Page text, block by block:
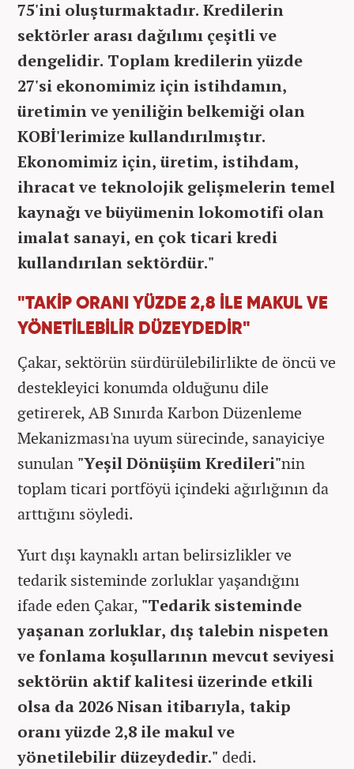
75'ini oluşturmaktadır. Kredilerin
sektörler arası dağılımı çeşitli ve
dengelidir. Toplam kredilerin yüzde
27'si ekonomimiz için istihdamın,
üretimin ve yeniliğin belkemiği olan
KOBİ'lerimize kullandırılmıştır.
Ekonomimiz için, üretim, istihdam,
ihracat ve teknolojik gelişmelerin temel
kaynağı ve büyümenin lokomotifi olan
imalat sanayi, en çok ticari kredi
kullandırılan sektördür."
"TAKİP ORANI YÜZDE 2,8 İLE MAKUL VE
YÖNETİLEBİLİR DÜZEYDEDİR"
Çakar, sektörün sürdürülebilirlikte de öncü ve
destekleyici konumda olduğunu dile
getirerek, AB Sınırda Karbon Düzenleme
Mekanizması'na uyum sürecinde, sanayiciye
sunulan "Yeşil Dönüşüm Kredileri"nin
toplam ticari portföyü içindeki ağırlığının da
arttığını söyledi.
Yurt dışı kaynaklı artan belirsizlikler ve
tedarik sisteminde zorluklar yaşandığını
ifade eden Çakar, "Tedarik sisteminde
yaşanan zorluklar, dış talebin nispeten
ve fonlama koşullarının mevcut seviyesi
sektörün aktif kalitesi üzerinde etkili
olsa da 2026 Nisan itibarıyla, takip
oranı yüzde 2,8 ile makul ve
yönetilebilir düzeydedir." dedi.